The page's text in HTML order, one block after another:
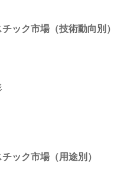
ック市場（技術動向別）
ック市場（用途別）